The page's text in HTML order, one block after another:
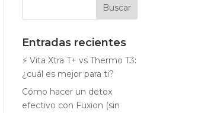
Entradas recientes
⚡ Vita Xtra T+ vs Thermo T3:
¿cuál es mejor para ti?
Cómo hacer un detox
efectivo con Fuxion (sin